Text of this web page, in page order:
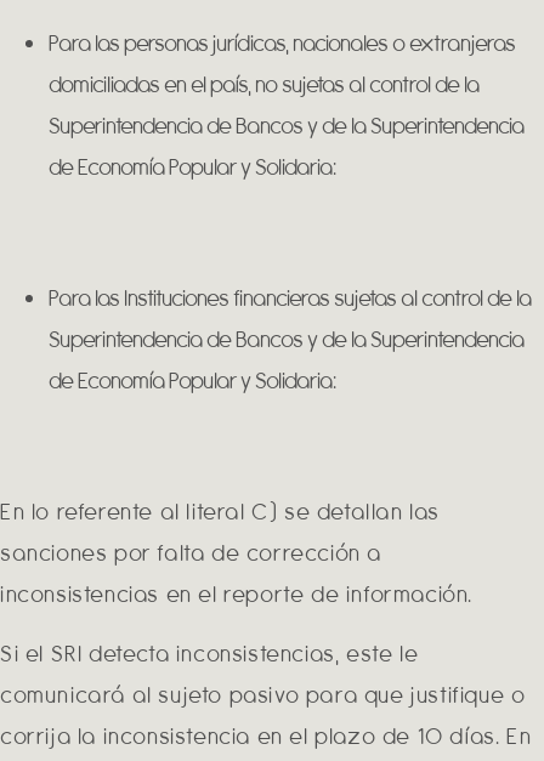
Para las personas jurídicas, nacionales o extranjeras
domiciliadas en el país, no sujetas al control de la
Superintendencia de Bancos y de la Superintendencia
de Economía Popular y Solidaria:
Para las Instituciones financieras sujetas al control de la
Superintendencia de Bancos y de la Superintendencia
de Economía Popular y Solidaria:
En lo referente al literal C) se detallan las
sanciones por falta de corrección a
inconsistencias en el reporte de información.
Si el SRI detecta inconsistencias, este le
comunicará al sujeto pasivo para que justifique o
corrija la inconsistencia en el plazo de 10 días. En